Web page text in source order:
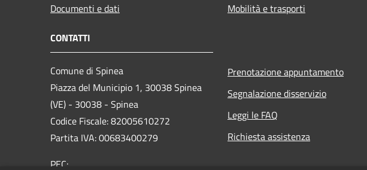
Documenti e dati
Mobilità e trasporti
CONTATTI
Comune di Spinea
Piazza del Municipio 1, 30038 Spinea
(VE) - 30038 - Spinea
Codice Fiscale: 82005610272
Partita IVA: 00683400279
PEC:
Prenotazione appuntamento
Segnalazione disservizio
Leggi le FAQ
Richiesta assistenza